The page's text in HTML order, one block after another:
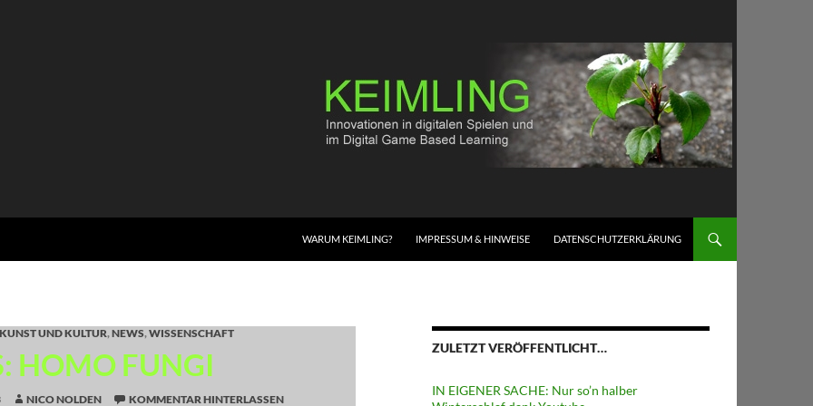
WARUM KEIMLING? IMPRESSUM & HINWEISE DATENSCHUTZERKLÄRUNG
KUNST UND KULTUR,NEWS,WISSENSCHAFT
HOMO FUNGI
NICO NOLDEN KOMMENTAR HINTERLASSEN
ZULETZT VERÖFFENTLICHT…
IN EIGENER SACHE: Nur so’n halber